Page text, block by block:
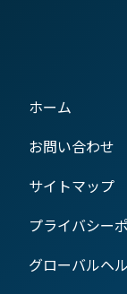
ホーム
お問い合わせ
サイトマップ
プライバシー
グローバルヘ